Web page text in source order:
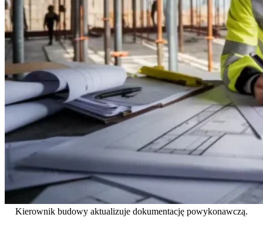
Kierownik budowy aktualizuje dokumentację powykonawczą.